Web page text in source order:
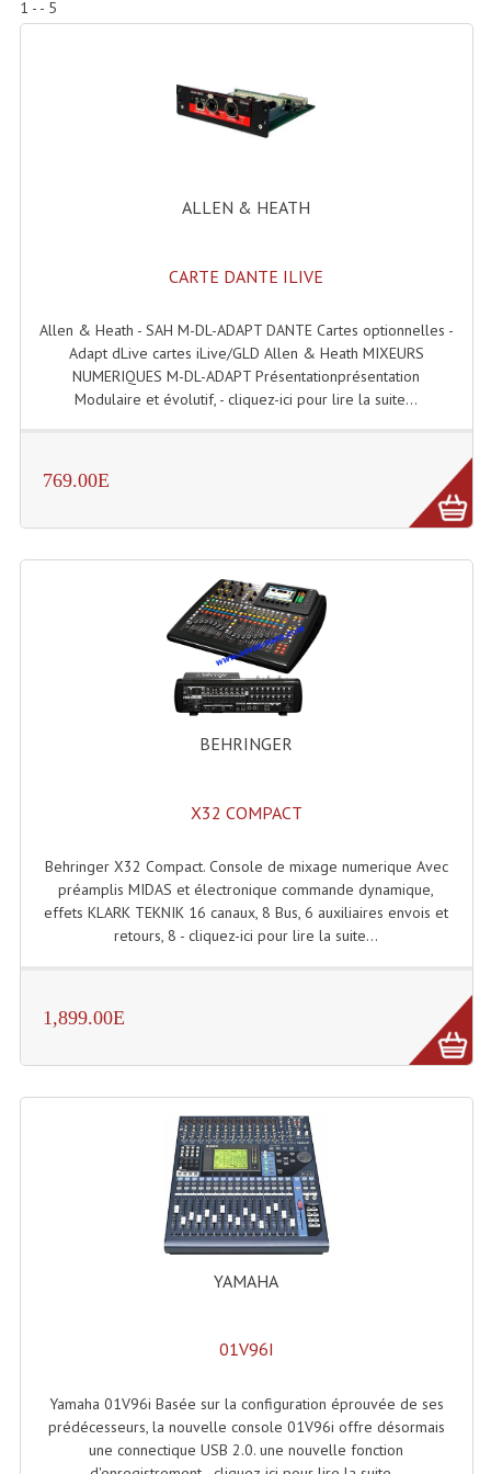
Cellule (s)
Diamants
Amplificateurs
Amplificateurs Multi-Canaux
Casques Stéréo
Compresseurs , Limiteurs , Noise Gate
Enceintes Amplifiées Actives
Enceintes, Système Amplifiés
Enceintes Passives Sono
Caissons De Basses
Enceinte Nomade Bluetooth
Enceintes (Ecoutes De Studio)
Haut-Parleurs Moteurs Tweeters Filtres
Haut Parleurs Sono
Filtres Passifs
Tweeters Pour Enceintes
Lecteurs Audio & Sources
Platines Disque Vinyles
1 - - 5
ALLEN & HEATH
CARTE DANTE ILIVE
Allen & Heath - SAH M-DL-ADAPT DANTE Cartes optionnelles -
Adapt dLive cartes iLive/GLD Allen & Heath MIXEURS
NUMERIQUES M-DL-ADAPT Présentationprésentation
Modulaire et évolutif, - cliquez-ici pour lire la suite...
769.00E
BEHRINGER
X32 COMPACT
Behringer X32 Compact. Console de mixage numerique Avec
préamplis MIDAS et électronique commande dynamique,
effets KLARK TEKNIK 16 canaux, 8 Bus, 6 auxiliaires envois et
retours, 8 - cliquez-ici pour lire la suite...
1,899.00E
YAMAHA
01V96I
Yamaha 01V96i Basée sur la configuration éprouvée de ses
prédécesseurs, la nouvelle console 01V96i offre désormais
une connectique USB 2.0. une nouvelle fonction